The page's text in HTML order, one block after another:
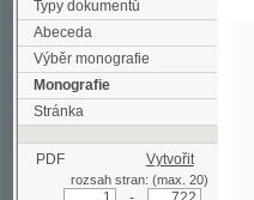
Abeceda
Výběr monografie
Monografie
Stránka
PDF Vytvořit
rozsah stran: (max. 20)